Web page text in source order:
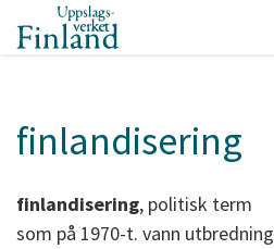
finlandisering
finlandisering, politisk term
som på 1970-t. vann utbredning